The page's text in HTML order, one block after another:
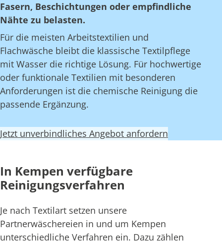
Fasern, Beschichtungen oder empfindliche
Nähte zu belasten.
Für die meisten Arbeitstextilien und
Flachwäsche bleibt die klassische Textilpflege
mit Wasser die richtige Lösung. Für hochwertige
oder funktionale Textilien mit besonderen
Anforderungen ist die chemische Reinigung die
passende Ergänzung.
Jetzt unverbindliches Angebot anfordern
In Kempen verfügbare
Reinigungsverfahren
Je nach Textilart setzen unsere
Partnerwäschereien in und um Kempen
unterschiedliche Verfahren ein. Dazu zählen